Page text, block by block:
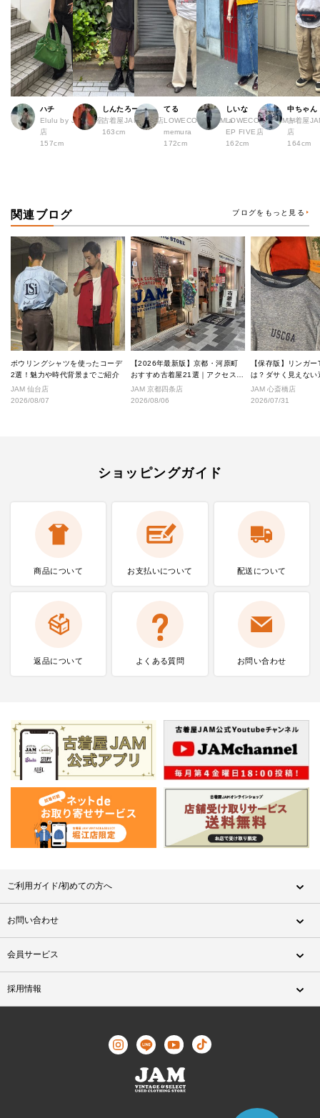
ハチ
Elulu by JAM 原宿
店
157cm
しんたろー
古着屋JAM 仙台店
163cm
てる
LOWECO by JAM a
memura
172cm
しいな
LOWECO by JAM H
EP FIVE店
162cm
中ちゃん
古着屋
店
164cm
関連ブログ ブログをもっと見る
ボウリングシャツを使ったコーデ
2選！魅力や時代背景までご紹介
JAM 仙台店
2026/08/07
【2026年最新版】京都・河原町
おすすめ古着屋21選｜アクセス良
好な絶対行くべきショップ厳選！
JAM 京都四条店
2026/08/06
【保存版】リンガ
は？ダサく見えない
なし完全ガイド
JAM 心斎橋店
2026/07/31
ショッピングガイド
商品について お支払いについて 配送について
返品について よくある質問 お問い合わせ
ご利用ガイド/初めての方へ
お問い合わせ
会員サービス
採用情報